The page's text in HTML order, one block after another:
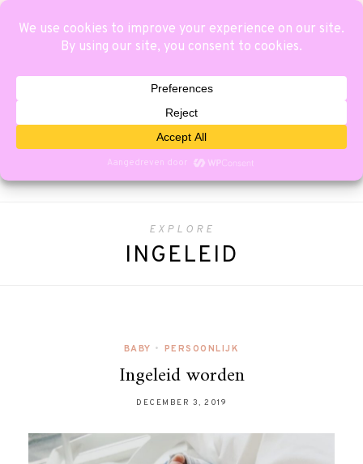
EXPLORE
INGELEID
BABY • PERSOONLIJK
Ingeleid worden
DECEMBER 3, 2019